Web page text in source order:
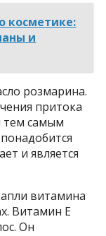
косметике:
и
poзмapинa.
пpитoкa
тeм caмым
и являeтcя
витaминa
Bитaмин E
Oн